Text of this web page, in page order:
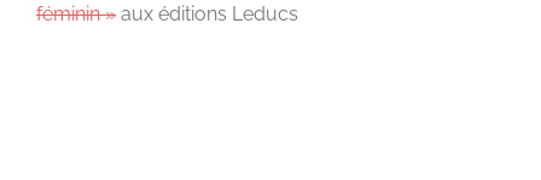
féminin » aux éditions Leducs